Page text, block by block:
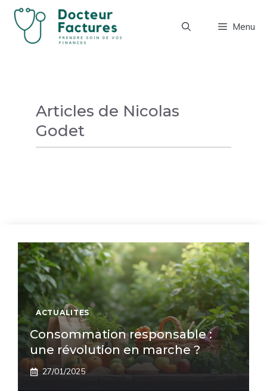
Aller
contenu
Menu
Articles de Nicolas
Godet
ACTUALITES
Consommation responsable :
une révolution en marche ?
27/01/2025